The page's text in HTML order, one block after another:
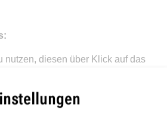
nutzen, diesen über Klick auf das
Kundennummer in die dafür